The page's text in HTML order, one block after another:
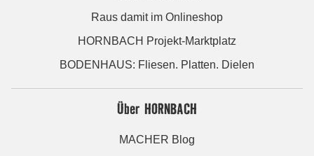
Raus damit im Onlineshop
HORNBACH Projekt-Marktplatz
BODENHAUS: Fliesen. Platten. Dielen
Über HORNBACH
MACHER Blog